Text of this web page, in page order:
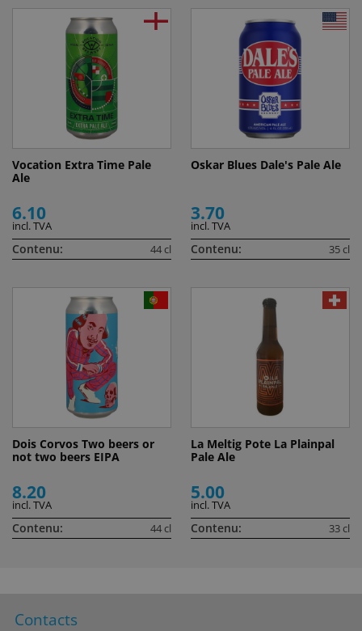
Vocation Extra Time Pale
Ale
6.10
incl. TVA
Contenu: 44 cl
Oskar Blues Dale's Pale Ale
3.70
incl. TVA
Contenu: 35 cl
Dois Corvos Two beers or
not two beers EIPA
8.20
incl. TVA
Contenu: 44 cl
La Meltig Pote La Plainpal
Pale Ale
5.00
incl. TVA
Contenu: 33 cl
Contacts